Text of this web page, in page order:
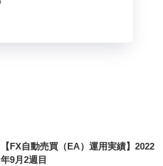
【FX自動売買（EA）運用実績】2022
年9月2週目